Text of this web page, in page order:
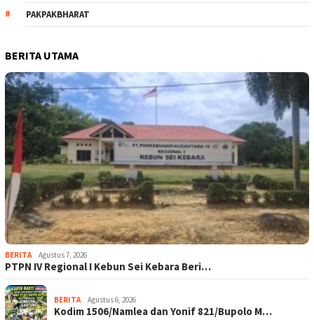
PAKPAKBHARAT
BERITA UTAMA
BERITA Agustus 7, 2026
PTPN IV Regional I Kebun Sei Kebara Beri…
BERITA Agustus 6, 2026
Kodim 1506/Namlea dan Yonif 821/Bupolo M…